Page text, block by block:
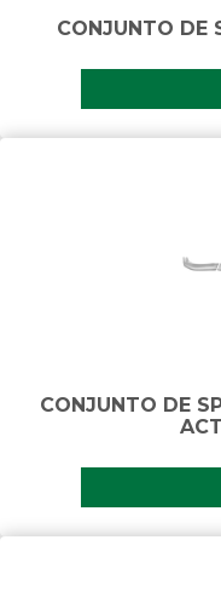
CONJUNTO DE
CONJUNTO DE